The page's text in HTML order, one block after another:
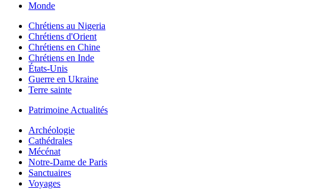
Monde
Chrétiens au Nigeria
Chrétiens d'Orient
Chrétiens en Chine
Chrétiens en Inde
États-Unis
Guerre en Ukraine
Terre sainte
Patrimoine Actualités
Archéologie
Cathédrales
Mécénat
Notre-Dame de Paris
Sanctuaires
Voyages